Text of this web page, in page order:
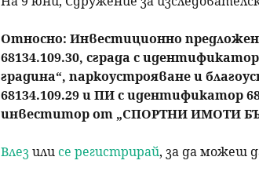
Относно: Инвестиционно
68134.109.30, сграда с
градина“, паркоустрояване и
68134.109.29 и ПИ с идентификатор
инвеститор от „СПОРТНИ ИМОТИ
Влезили се регистрирай, за да можеш